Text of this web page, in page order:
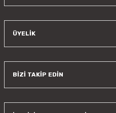
ÜYELİK
BİZİ TAKİP EDİN